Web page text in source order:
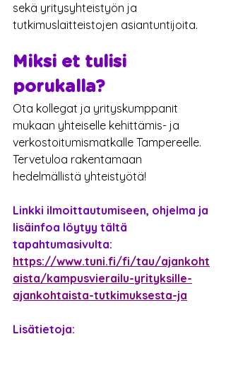
sekä yritysyhteistyön ja
tutkimuslaitteistojen asiantuntijoita.
Miksi et tulisi
porukalla?
Ota kollegat ja yrityskumppanit
mukaan yhteiselle kehittämis- ja
verkostoitumismatkalle Tampereelle.
Tervetuloa rakentamaan
hedelmällistä yhteistyötä!
Linkki ilmoittautumiseen, ohjelma ja
lisäinfoa löytyy tältä
tapahtumasivulta:
https://www.tuni.fi/fi/tau/ajankoht
aista/kampusvierailu-yrityksille-
ajankohtaista-tutkimuksesta-ja
Lisätietoja: